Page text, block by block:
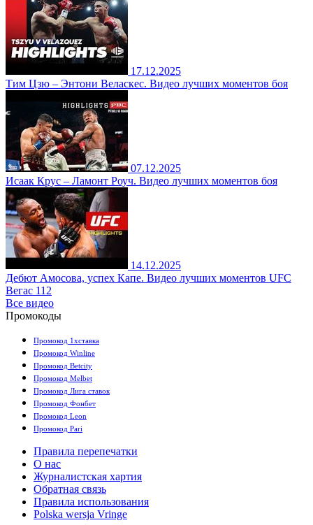
17.12.2025
Тим Цзю – Энтони Веласкес. Видео лучших моментов боя
07.12.2025
Исаак Крус – Ламонт Роуч. Видео лучших моментов боя
14.12.2025
Дебют Амосова, успех Капе. Видео лучших моментов UFC
Вегас 112
Все видео
Промокоды
Промокод 1хставка
Промокод Winline
Промокод Betcity
Промокод Melbet
Промокод Лига ставок
Промокод Фонбет
Промокод Leon
Промокод Pari
Правила перепечатки
О нас
Журналистская хартия
Обратная связь
Правила использования
Polska wersja Vringe